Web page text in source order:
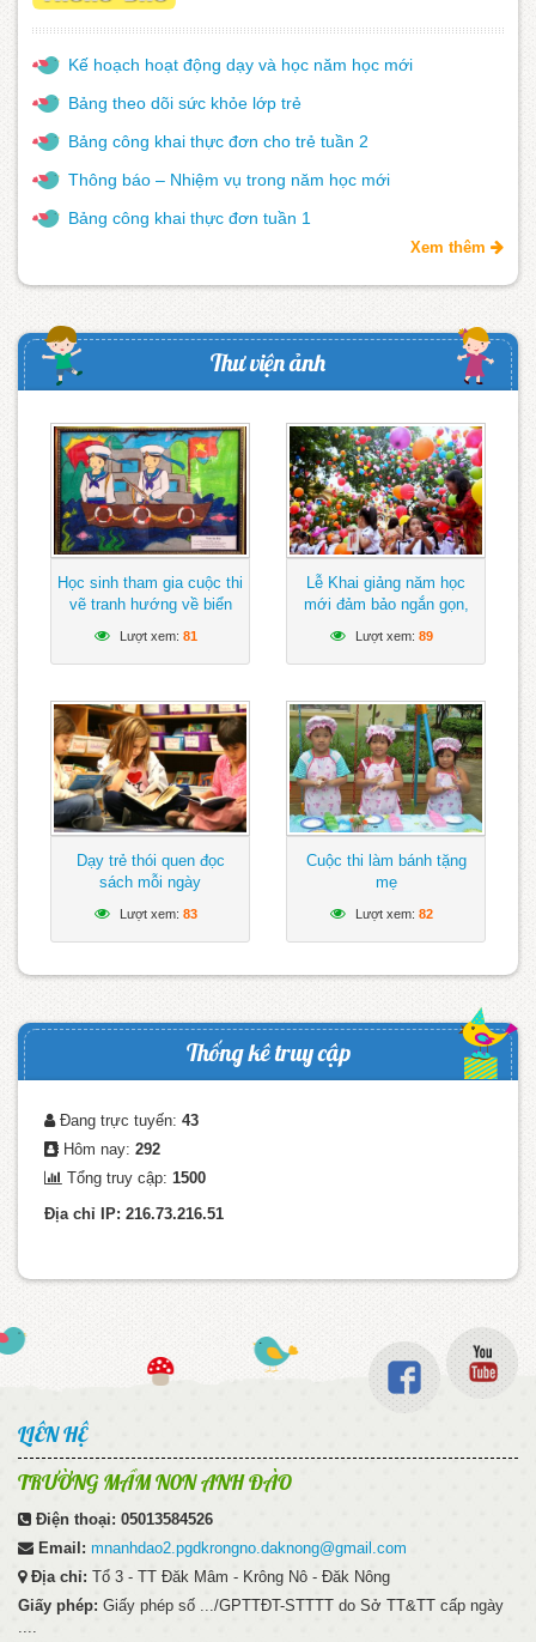
Kế hoạch hoạt động dạy và học năm học mới
Bảng theo dõi sức khỏe lớp trẻ
Bảng công khai thực đơn cho trẻ tuần 2
Thông báo – Nhiệm vụ trong năm học mới
Bảng công khai thực đơn tuần 1
Xem thêm
Thư viện ảnh
Học sinh tham gia cuộc thi
vẽ tranh hướng về biển
Lượt xem: 81
Lễ Khai giảng năm học
mới đảm bảo ngắn gọn,
Lượt xem: 89
Dạy trẻ thói quen đọc
sách mỗi ngày
Lượt xem: 83
Cuộc thi làm bánh tặng
mẹ
Lượt xem: 82
Thống kê truy cập
Đang trực tuyến: 43
Hôm nay: 292
Tổng truy cập: 1500
Địa chỉ IP: 216.73.216.51
LIÊN HỆ
TRƯỜNG MẦM N0N ANH ĐÀO
Điện thoại: 05013584526
Email: mnanhdao2.pgdkrongno.daknong@gmail.com
Địa chỉ: Tổ 3 - TT Đăk Mâm - Krông Nô - Đăk Nông
Giấy phép: Giấy phép số .../GPTTĐT-STTTT do Sở TT&TT cấp ngày
....